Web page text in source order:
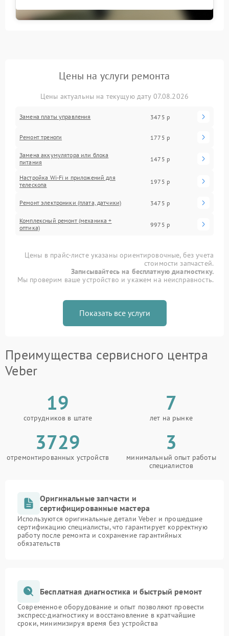
Цены на услуги ремонта
Цены актуальны на текущую дату 07.08.2026
Замена платы управления 3475 р
Ремонт треноги 1775 р
Замена аккумулятора или блока
питания
1475 р
Настройка Wi-Fi и приложений для
телескопа
1975 р
Ремонт электроники (плата, датчики) 3475 р
Комплексный ремонт (механика +
оптика)
9975 р
Цены в прайс-листе указаны ориентировочные, без учета
стоимости запчастей.
Записывайтесь на бесплатную диагностику.
Мы проверим ваше устройство и укажем на неисправность.
Показать все услуги
Преимущества сервисного центра
Veber
19
сотрудников в штате
7
лет на рынке
3729
отремонтированных устройств
3
минимальный опыт работы
специалистов
Оригинальные запчасти и
сертифицированные мастера
Используются оригинальные детали Veber и прошедшие
сертификацию специалисты, что гарантирует корректную
работу после ремонта и сохранение гарантийных
обязательств
Бесплатная диагностика и быстрый ремонт
Современное оборудование и опыт позволяют провести
экспресс-диагностику и восстановление в кратчайшие
сроки, минимизируя время без устройства